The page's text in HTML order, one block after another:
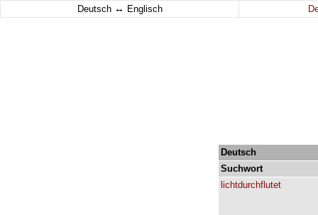
Deutsch ↔ Englisch
Deutsch
Suchwort
lichtdurchflutet